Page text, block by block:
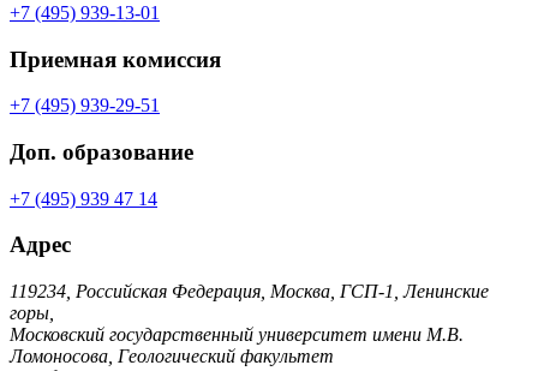
+7 (495) 939-13-01
Приемная комиссия
+7 (495) 939-29-51
Доп. образование
+7 (495) 939 47 14
Адрес
119234, Российская Федерация, Москва, ГСП-1, Ленинские
горы,
Московский государственный университет имени М.В.
Ломоносова, Геологический факультет